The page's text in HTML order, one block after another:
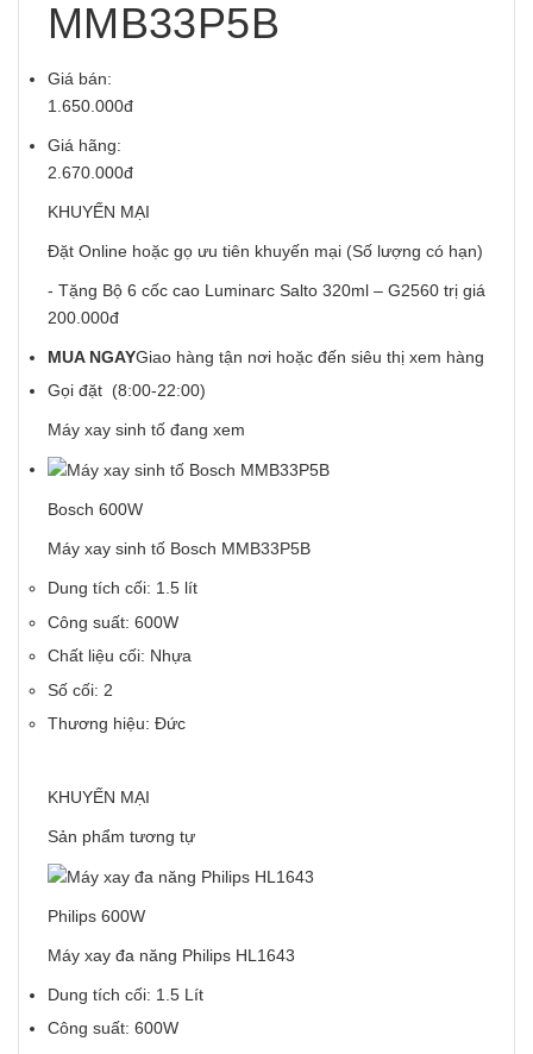
MMB33P5B
Giá bán:
1.650.000đ
Giá hãng:
2.670.000đ
KHUYẾN MẠI
Đặt Online hoặc gọ ưu tiên khuyến mại (Số lượng có hạn)
- Tặng Bộ 6 cốc cao Luminarc Salto 320ml – G2560 trị giá
200.000đ
MUA NGAYGiao hàng tận nơi hoặc đến siêu thị xem hàng
Gọi đặt (8:00-22:00)
Máy xay sinh tố đang xem
Bosch 600W
Máy xay sinh tố Bosch MMB33P5B
Dung tích cối: 1.5 lít
Công suất: 600W
Chất liệu cối: Nhựa
Số cối: 2
Thương hiệu: Đức
KHUYẾN MẠI
Sản phẩm tương tự
Philips 600W
Máy xay đa năng Philips HL1643
Dung tích cối: 1.5 Lít
Công suất: 600W